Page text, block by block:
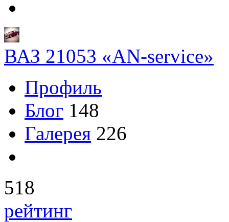
ВАЗ 21053 «AN-service»
Профиль
Блог 148
Галерея 226
518
рейтинг